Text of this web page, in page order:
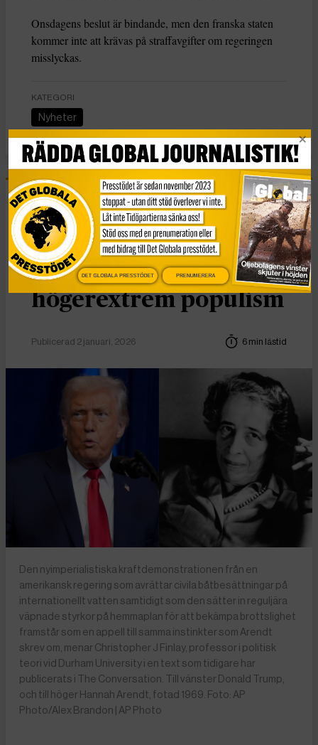
Onsdagens beslut är bindande, men den franska staten
kommer inte att krävas på straffavgifter om regeringen
misslyckas.
KATEGORI
Nyheter
Essä
Vad Hanna Arendt kan
lära oss om
högerextrem populism
Publicerad 2 januari, 2026 6 min lästid
Den nyimperialistiska kraftdemonstrationen från en
amerikansk regering som avrättar civila båtbesättningar på
internationellt vatten samtidigt som den sätter in reguljära
väpnade styrkor på hemmaplan för att bekämpa brottslighet
framstår som en appell till samma instinkter som Arendt
skrev om, menar Christopher J Finlay, professor i politisk
teori vid Durham University i en text som tidigare har
publicerats i The Conversation. Till vänster Donald Trump,
och till höger Hannah Arendt, fotad 1969. Foto: AP
Photo/Alex Brandon | AP Photo
DET GLOBALA PRESSTÖDET PRENUMERERA